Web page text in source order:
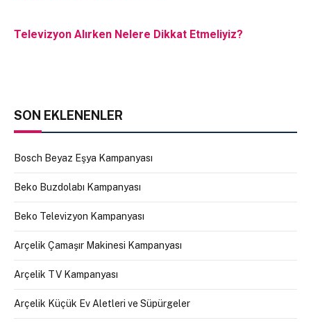
Televizyon Alırken Nelere Dikkat Etmeliyiz?
SON EKLENENLER
Bosch Beyaz Eşya Kampanyası
Beko Buzdolabı Kampanyası
Beko Televizyon Kampanyası
Arçelik Çamaşır Makinesi Kampanyası
Arçelik TV Kampanyası
Arçelik Küçük Ev Aletleri ve Süpürgeler